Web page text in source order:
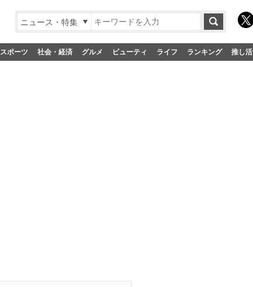
ニュース・特集
スポーツ 社会・経済 グルメ ビューティ ライフ ランキング 推し活